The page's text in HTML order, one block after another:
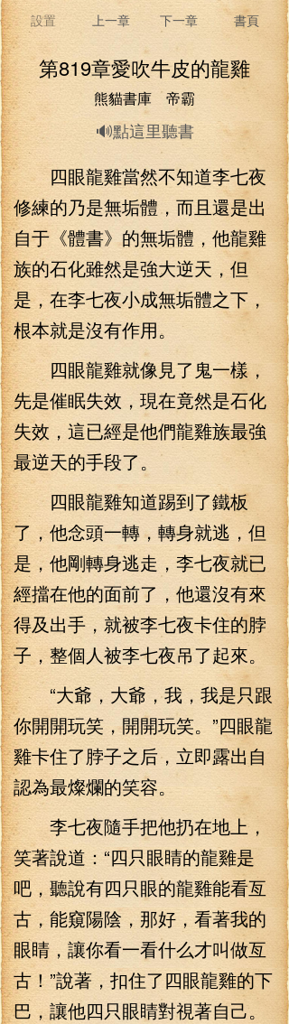
設置 上一章 下一章 書頁
第819章愛吹牛皮的龍雞
熊貓書庫 帝霸
🔊點這里聽書
四眼龍雞當然不知道李七夜
修練的乃是無垢體，而且還是出
自于《體書》的無垢體，他龍雞
族的石化雖然是強大逆天，但
是，在李七夜小成無垢體之下，
根本就是沒有作用。
四眼龍雞就像見了鬼一樣，
先是催眠失效，現在竟然是石化
失效，這已經是他們龍雞族最強
最逆天的手段了。
四眼龍雞知道踢到了鐵板
了，他念頭一轉，轉身就逃，但
是，他剛轉身逃走，李七夜就已
經擋在他的面前了，他還沒有來
得及出手，就被李七夜卡住的脖
子，整個人被李七夜吊了起來。
“大爺，大爺，我，我是只跟
你開開玩笑，開開玩笑。”四眼龍
雞卡住了脖子之后，立即露出自
認為最燦爛的笑容。
李七夜隨手把他扔在地上，
笑著說道：“四只眼睛的龍雞是
吧，聽說有四只眼的龍雞能看亙
古，能窺陽陰，那好，看著我的
眼睛，讓你看一看什么才叫做亙
古！”說著，扣住了四眼龍雞的下
巴，讓他四只眼睛對視著自己。